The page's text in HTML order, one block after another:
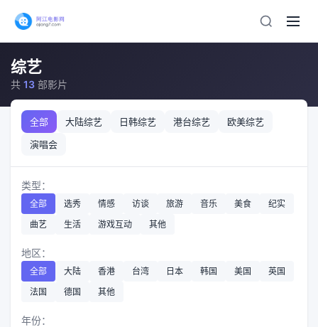
综艺
共 13 部影片
全部 大陆综艺 日韩综艺 港台综艺
欧美综艺
演唱会
类型：
全部 选秀 情感 访谈 旅游 音乐 美食
纪实
曲艺
生活 游戏互动 其他
地区：
全部 大陆 香港 台湾 日本 韩国 美国
英国
法国
德国 其他
年份：